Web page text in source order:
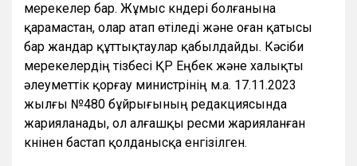
мерекелер бар. Жұмыс күндері болғанына
қарамастан, олар атап өтіледі және оған қатысы
бар жандар құттықтаулар қабылдайды. Кәсіби
мерекелердің тізбесі ҚР Еңбек және халықты
әлеуметтік қорғау министрінің м.а. 17.11.2023
жылғы №480 бұйрығының редакциясында
жарияланады, ол алғашқы ресми жарияланған
күнінен бастап қолданысқа енгізілген.